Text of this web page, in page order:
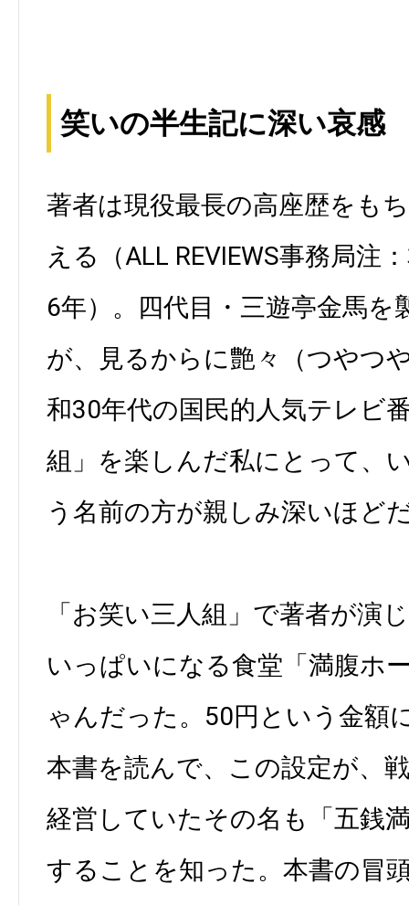
笑いの半生記に深い哀感
著者は現役最長の高座歴をも
える（ALL REVIEWS事務局注
6年）。四代目・三遊亭金馬を
が、見るからに艶々（つやつ
和30年代の国民的人気テレビ
組」を楽しんだ私にとって、
う名前の方が親しみ深いほど
「お笑い三人組」で著者が演
いっぱいになる食堂「満腹ホ
ゃんだった。50円という金額
本書を読んで、この設定が、
経営していたその名も「五銭
することを知った。本書の冒